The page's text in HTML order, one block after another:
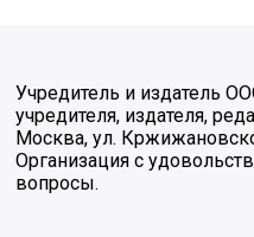
Учредитель и издатель
учредителя, издателя,
Москва, ул.
Организация с
вопросы.